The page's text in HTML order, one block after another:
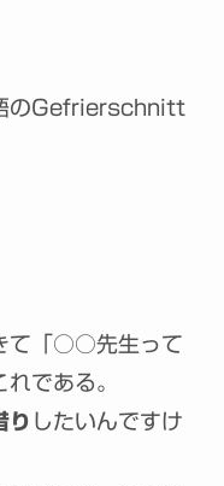
のGefrierschnitt
て「○○先生って
である。
り したいんですけ